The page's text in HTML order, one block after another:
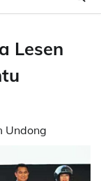
Lesen
Undong